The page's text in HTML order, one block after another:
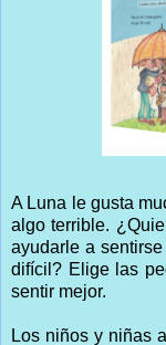
A Luna le gusta
algo terrible.
ayudarle a
difícil? Elige las
sentir mejor.
Los niños y niñas